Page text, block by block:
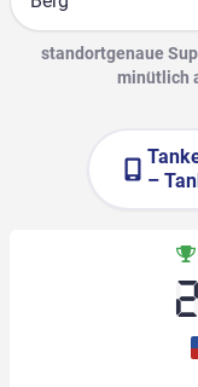
Suche
standortgenaue
minütlich
–